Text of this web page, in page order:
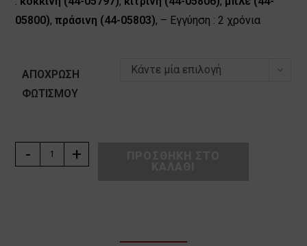
05800),πράσινη (44-05803), – Eγγύηση : 2 χρόνια
ΑΠΌΧΡΩΣΗ
ΦΩΤΙΣΜΟΎ
Κάντε μία επιλογή
LED
- +